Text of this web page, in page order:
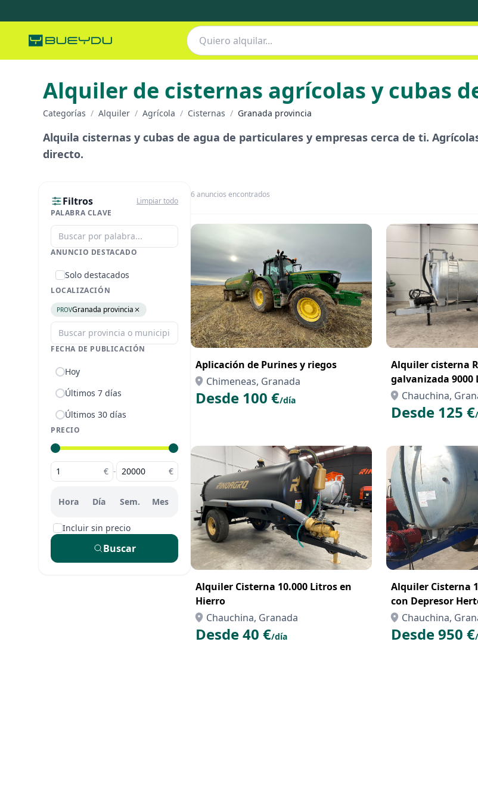
Alquiler de cisternas agrícolas y cubas
Categorías / Alquiler / Agrícola / Cisternas / Granada provincia
Alquila cisternas y cubas de agua de particulares y empresas cerca de ti.
directo.
Filtros
Limpiar todo
PALABRA CLAVE
ANUNCIO DESTACADO
Solo destacados
LOCALIZACIÓN
PROVGranada provincia
FECHA DE PUBLICACIÓN
Hoy
Últimos 7 días
Últimos 30 días
PRECIO
€ - €
Hora Día Sem. Mes
Incluir sin precio
Buscar
6anuncios encontrados
Aplicación de Purines y riegos
Chimeneas, Granada
Desde 100 €/día
Alquiler cisterna
galvanizada 9000 L agua
ganado y obras
Chauchina,
Desde 125 €
Alquiler Cisterna 10.000 Litros en
Hierro
Chauchina, Granada
Desde 40 €/día
Alquiler Cisterna
con Depresor
Chauchina,
Desde 950 €